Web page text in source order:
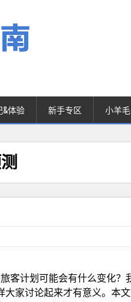
&体验 新手专区 小羊毛
客计划可能会有什么变化？
大家讨论起来才有意义。本